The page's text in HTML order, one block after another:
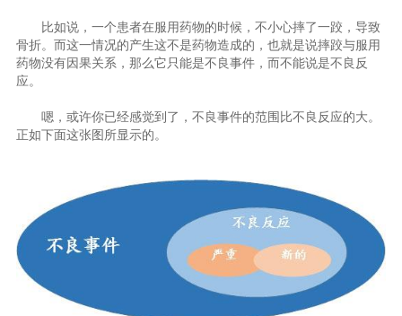
比如说，一个患者在服用药物的时候，不小心摔了一跤，导致
骨折。而这一情况的产生这不是药物造成的，也就是说摔跤与服用
药物没有因果关系，那么它只能是不良事件，而不能说是不良反
应。
嗯，或许你已经感觉到了，不良事件的范围比不良反应的大。
正如下面这张图所显示的。